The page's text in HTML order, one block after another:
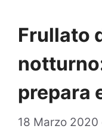
Frullato
prepara
18 Marzo 2020